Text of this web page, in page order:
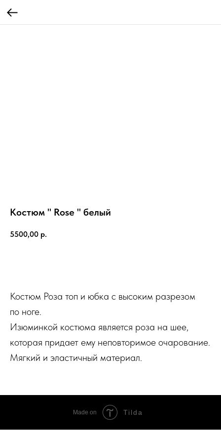
Костюм " Rose " белый
5500,00 р.
Костюм Роза топ и юбка с высоким разрезом
по ноге.
Изюминкой костюма является роза на шее,
которая придает ему неповторимое очарование.
Мягкий и эластичный материал.
Made on Tilda